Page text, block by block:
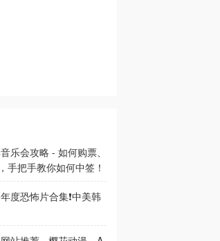
乐会攻略 - 如何购票、
手把手教你如何中签！
度恐怖片合集❗中美韩